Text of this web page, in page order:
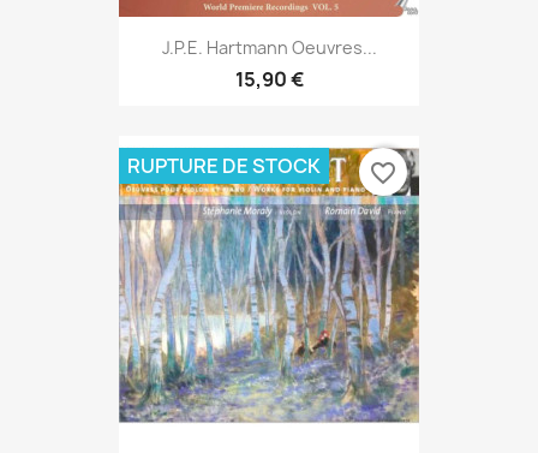
J.P.E. Hartmann Oeuvres...
15,90 €
RUPTURE DE STOCK favorite_border